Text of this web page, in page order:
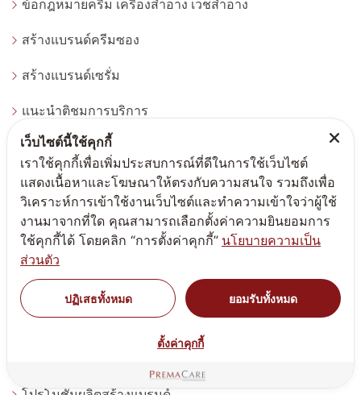
ข้อกฎหมายครีม เครื่องสำอาง เวชสำอาง
สร้างแบรนด์ครีมซอง
สร้างแบรนด์เซรั่ม
แนะนำติชมการบริการ
นโยบายส่วนบุคคล
สร้างทำแบรนด์ดูดวงด้วยชื่อมงคล
เลือกสูตรผลิตครีมผลิตอาหารเสริม
จำหน่ายแคปซูลเปล่า
นัดหมายเข้ารับคำปรึกษา
เว็บไซต์นี้ใช้คุกกี้
เราใช้คุกกี้เพื่อเพิ่มประสบการณ์ที่ดีในการใช้เว็บไซต์
แสดงเนื้อหาและโฆษณาให้ตรงกับความสนใจ รวมถึงเพื่อ
วิเคราะห์การเข้าใช้งานเว็บไซต์และทำความเข้าใจว่าผู้ใช้
งานมาจากที่ใด คุณสามารถเลือกตั้งค่าความยินยอมการ
ใช้คุกกี้ได้ โดยคลิก “การตั้งค่าคุกกี้” นโยบายความเป็น
ส่วนตัว
ปฏิเสธทั้งหมด ยอมรับทั้งหมด
ตั้งค่าคุกกี้